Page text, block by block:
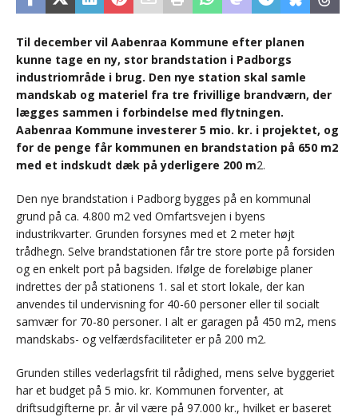
Til december vil Aabenraa Kommune efter planen
kunne tage en ny, stor brandstation i Padborgs
industriområde i brug. Den nye station skal samle
mandskab og materiel fra tre frivillige brandværn, der
lægges sammen i forbindelse med flytningen.
Aabenraa Kommune investerer 5 mio. kr. i projektet, og
for de penge får kommunen en brandstation på 650 m2
med et indskudt dæk på yderligere 200 m2.
Den nye brandstation i Padborg bygges på en kommunal
grund på ca. 4.800 m2 ved Omfartsvejen i byens
industrikvarter. Grunden forsynes med et 2 meter højt
trådhegn. Selve brandstationen får tre store porte på forsiden
og en enkelt port på bagsiden. Ifølge de foreløbige planer
indrettes der på stationens 1. sal et stort lokale, der kan
anvendes til undervisning for 40-60 personer eller til socialt
samvær for 70-80 personer. I alt er garagen på 450 m2, mens
mandskabs- og velfærdsfaciliteter er på 200 m2.
Grunden stilles vederlagsfrit til rådighed, mens selve byggeriet
har et budget på 5 mio. kr. Kommunen forventer, at
driftsudgifterne pr. år vil være på 97.000 kr., hvilket er baseret